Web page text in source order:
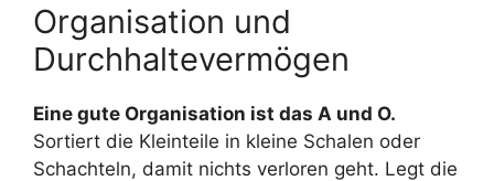
Organisation und
Durchhaltevermögen
Eine gute Organisation ist das A und O.
Sortiert die Kleinteile in kleine Schalen oder
Schachteln, damit nichts verloren geht. Legt die